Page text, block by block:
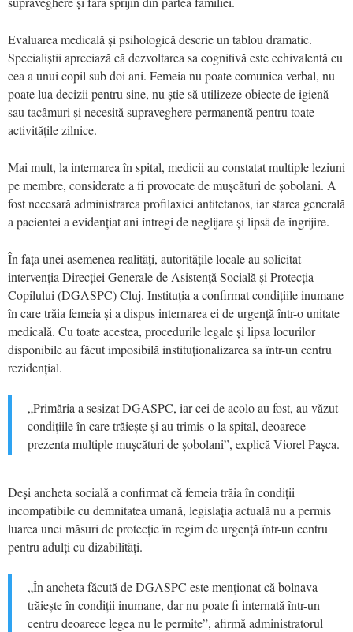
Evaluarea medicală și psihologică descrie un tablou dramatic.
Specialiștii apreciază că dezvoltarea sa cognitivă este echivalentă cu
cea a unui copil sub doi ani. Femeia nu poate comunica verbal, nu
poate lua decizii pentru sine, nu știe să utilizeze obiecte de igienă
sau tacâmuri și necesită supraveghere permanentă pentru toate
activitățile zilnice.
Mai mult, la internarea în spital, medicii au constatat multiple leziuni
pe membre, considerate a fi provocate de mușcături de șobolani. A
fost necesară administrarea profilaxiei antitetanos, iar starea generală
a pacientei a evidențiat ani întregi de neglijare și lipsă de îngrijire.
În fața unei asemenea realități, autoritățile locale au solicitat
intervenția Direcției Generale de Asistență Socială și Protecția
Copilului (DGASPC) Cluj. Instituția a confirmat condițiile inumane
în care trăia femeia și a dispus internarea ei de urgență într-o unitate
medicală. Cu toate acestea, procedurile legale și lipsa locurilor
disponibile au făcut imposibilă instituționalizarea sa într-un centru
rezidențial.
„Primăria a sesizat DGASPC, iar cei de acolo au fost, au văzut
condițiile în care trăiește și au trimis-o la spital, deoarece
prezenta multiple mușcături de șobolani”, explică Viorel Pașca.
Deși ancheta socială a confirmat că femeia trăia în condiții
incompatibile cu demnitatea umană, legislația actuală nu a permis
luarea unei măsuri de protecție în regim de urgență într-un centru
pentru adulți cu dizabilități.
„În ancheta făcută de DGASPC este menționat că bolnava
trăiește în condiții inumane, dar nu poate fi internată într-un
centru deoarece legea nu le permite”, afirmă administratorul